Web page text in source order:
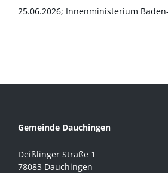
25.06.2026; Innenministerium
Gemeinde Dauchingen
Deißlinger Straße 1
78083 Dauchingen